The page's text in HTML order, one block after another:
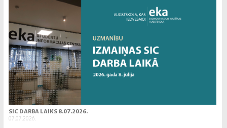
SIC DARBA LAIKS 8.07.2026.
07.07.2026.